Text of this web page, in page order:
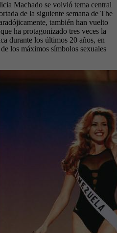
Machado se volvió tema central
de la siguiente semana de The
también han vuelto
ha protagonizado tres veces la
durante los últimos 20 años, en
los máximos símbolos sexuales